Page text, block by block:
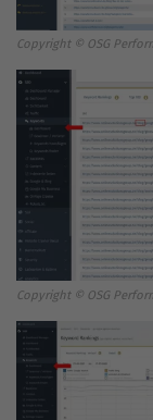
Copyright © OSG
Copyright © OSG